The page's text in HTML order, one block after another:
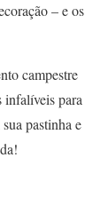
– e os
campestre
infalíveis para
pastinha e